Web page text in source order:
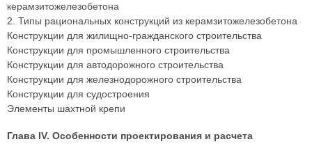
керамзитожелезобетона
2. Типы рациональных конструкций из керамзитожелезобетона
Конструкции для жилищно-гражданского строительства
Конструкции для промышленного строительства
Конструкции для автодорожного строительства
Конструкции для железнодорожного строительства
Конструкции для судостроения
Элементы шахтной крепи
Глава IV. Особенности проектирования и расчета